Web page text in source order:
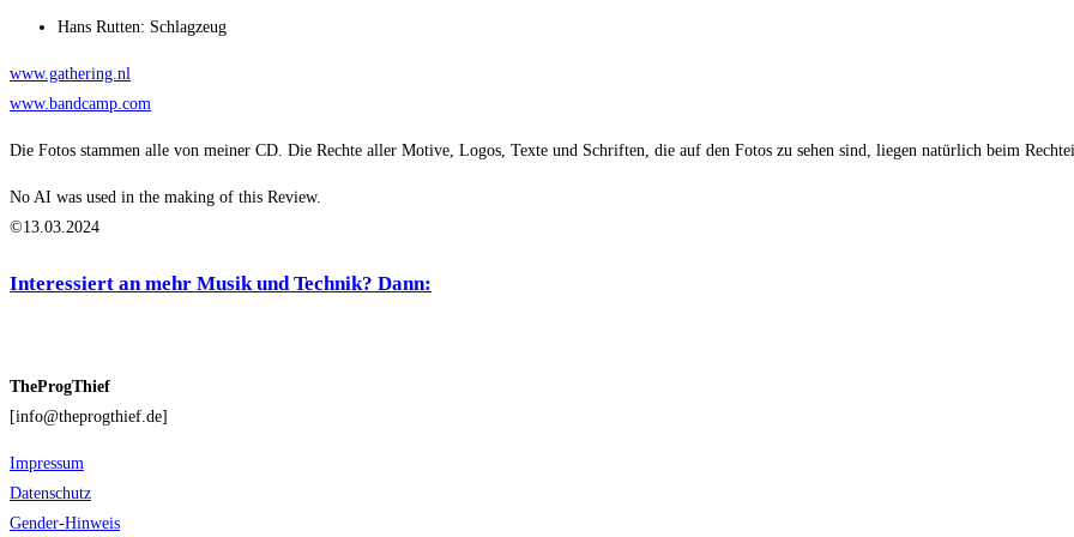
Hans Rutten: Schlagzeug
www.gathering.nl
www.bandcamp.com
Die Fotos stammen alle von meiner CD. Die Rechte aller Motive, Logos, Texte und Schriften, die auf den Fotos zu sehen sind, liegen natürlich beim
No AI was used in the making of this Review.
©13.03.2024
Interessiert an mehr Musik und Technik? Dann:
TheProgThief
[info@theprogthief.de]
Impressum
Datenschutz
Gender-Hinweis